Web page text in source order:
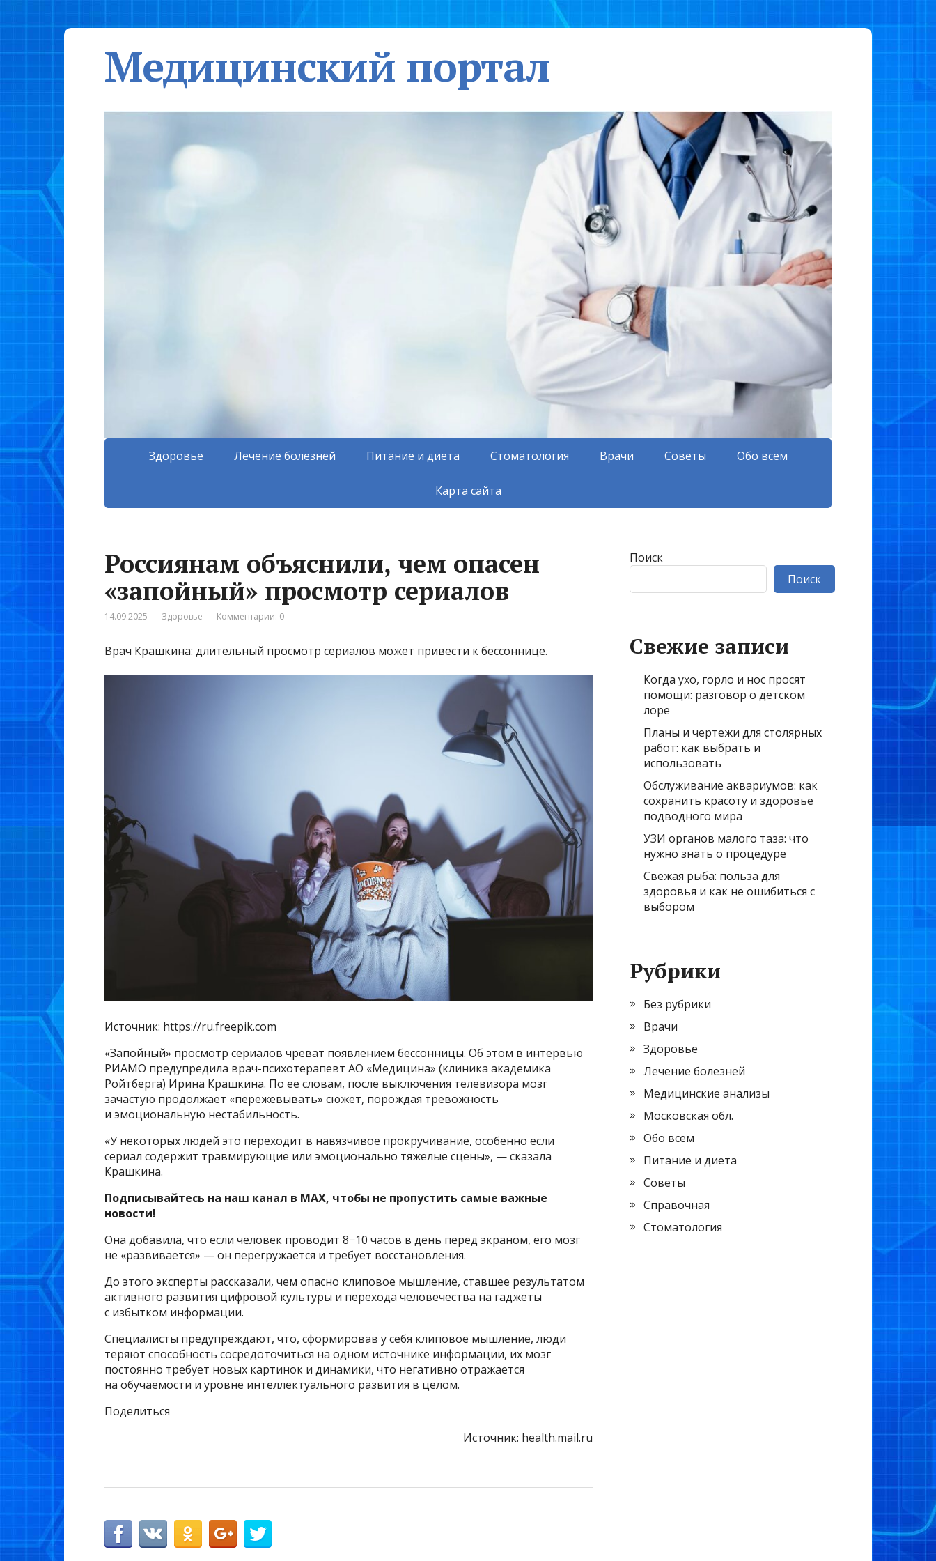
Медицинский портал
Здоровье Лечение болезней Питание и диета Стоматология Врачи Советы Обо всем
Карта сайта
Россиянам объяснили, чем опасен
«запойный» просмотр сериалов
14.09.2025 Здоровье Комментарии: 0
Врач Крашкина: длительный просмотр сериалов может привести к бессоннице.
Источник: https://ru.freepik.com
«Запойный» просмотр сериалов чреват появлением бессонницы. Об этом в интервью
РИАМО предупредила врач-психотерапевт АО «Медицина» (клиника академика
Ройтберга) Ирина Крашкина. По ее словам, после выключения телевизора мозг
зачастую продолжает «пережевывать» сюжет, порождая тревожность
и эмоциональную нестабильность.
«У некоторых людей это переходит в навязчивое прокручивание, особенно если
сериал содержит травмирующие или эмоционально тяжелые сцены», — сказала
Крашкина.
Подписывайтесь на наш канал в MAX, чтобы не пропустить самые важные
новости!
Она добавила, что если человек проводит 8−10 часов в день перед экраном, его мозг
не «развивается» — он перегружается и требует восстановления.
До этого эксперты рассказали, чем опасно клиповое мышление, ставшее результатом
активного развития цифровой культуры и перехода человечества на гаджеты
с избытком информации.
Специалисты предупреждают, что, сформировав у себя клиповое мышление, люди
теряют способность сосредоточиться на одном источнике информации, их мозг
постоянно требует новых картинок и динамики, что негативно отражается
на обучаемости и уровне интеллектуального развития в целом.
Поделиться
Источник: health.mail.ru
Поиск
Поиск
Свежие записи
Когда ухо, горло и нос просят
помощи: разговор о детском
лоре
Планы и чертежи для столярных
работ: как выбрать и
использовать
Обслуживание аквариумов: как
сохранить красоту и здоровье
подводного мира
УЗИ органов малого таза: что
нужно знать о процедуре
Свежая рыба: польза для
здоровья и как не ошибиться с
выбором
Рубрики
Без рубрики
Врачи
Здоровье
Лечение болезней
Медицинские анализы
Московская обл.
Обо всем
Питание и диета
Советы
Справочная
Стоматология